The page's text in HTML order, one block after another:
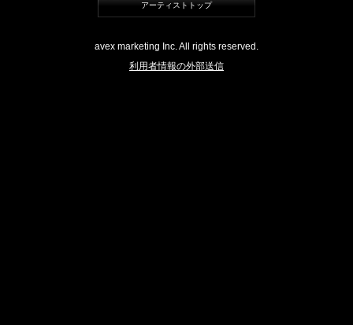
アーティストトップ
avex marketing Inc. All rights reserved.
利用者情報の外部送信